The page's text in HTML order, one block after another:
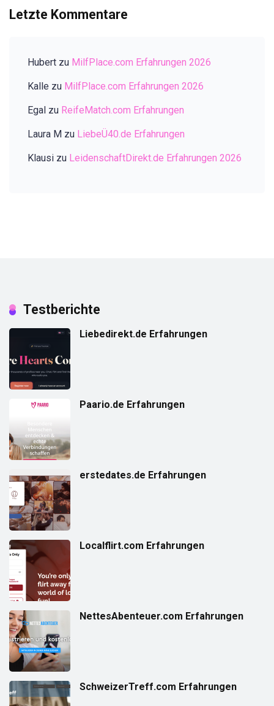
Letzte Kommentare
Hubert zu MilfPlace.com Erfahrungen 2026
Kalle zu MilfPlace.com Erfahrungen 2026
Egal zu ReifeMatch.com Erfahrungen
Laura M zu LiebeÜ40.de Erfahrungen
Klausi zu LeidenschaftDirekt.de Erfahrungen 2026
Testberichte
Liebedirekt.de Erfahrungen
Paario.de Erfahrungen
erstedates.de Erfahrungen
Localflirt.com Erfahrungen
NettesAbenteuer.com Erfahrungen
SchweizerTreff.com Erfahrungen